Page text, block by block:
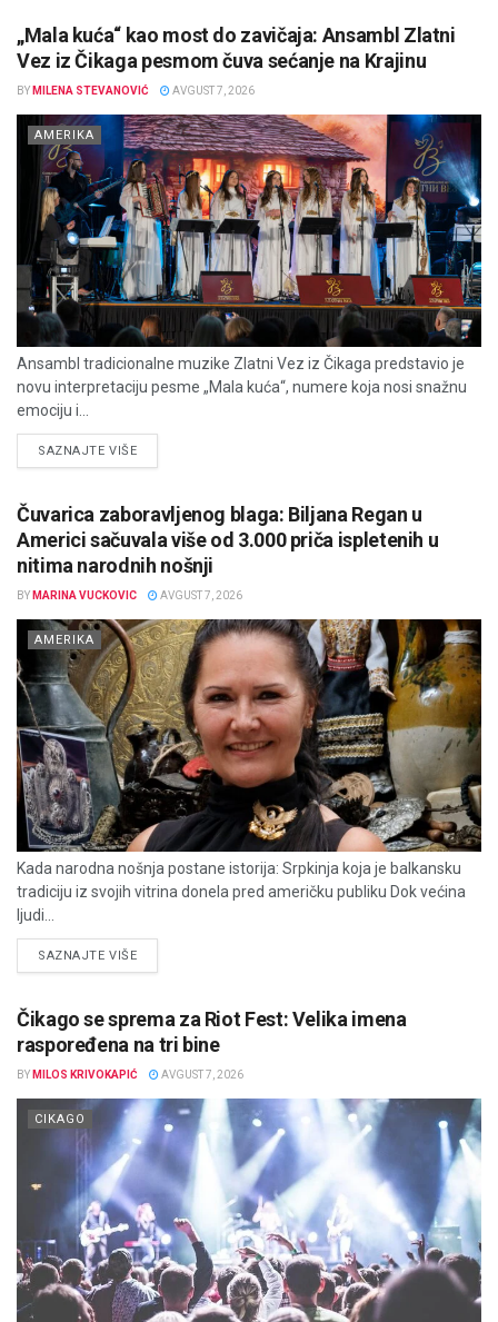
„Mala kuća“ kao most do zavičaja: Ansambl Zlatni
Vez iz Čikaga pesmom čuva sećanje na Krajinu
BY MILENA STEVANOVIĆ AVGUST 7, 2026
AMERIKA
Ansambl tradicionalne muzike Zlatni Vez iz Čikaga predstavio je
novu interpretaciju pesme „Mala kuća“, numere koja nosi snažnu
emociju i...
SAZNAJTE VIŠEDETAILS
Čuvarica zaboravljenog blaga: Biljana Regan u
Americi sačuvala više od 3.000 priča ispletenih u
nitima narodnih nošnji
BY MARINA VUCKOVIC AVGUST 7, 2026
AMERIKA
Kada narodna nošnja postane istorija: Srpkinja koja je balkansku
tradiciju iz svojih vitrina donela pred američku publiku Dok većina
ljudi...
SAZNAJTE VIŠEDETAILS
Čikago se sprema za Riot Fest: Velika imena
raspoređena na tri bine
BY MILOS KRIVOKAPIĆ AVGUST 7, 2026
CIKAGO